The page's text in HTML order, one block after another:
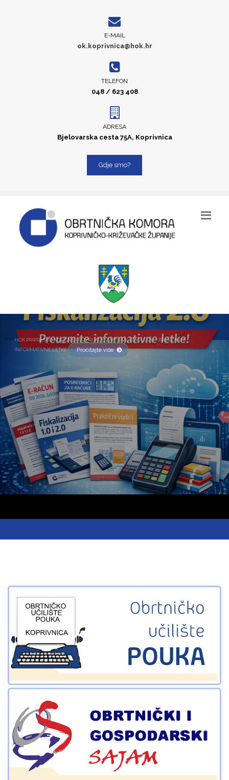
E-MAIL
ok.koprivnica@hok.hr
TELEFON
048 / 623 408
ADRESA
Bjelovarska cesta 75A, Koprivnica
Gdje smo?
HOK PRIPREMIO KORISNE MATERIJALE ZA FISKALIZACIJU 2.0 – PREUZMITE
INFORMATIVNE LETKE
Pročitajte više